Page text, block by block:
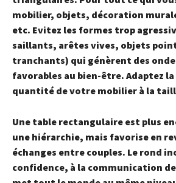
mobilier, objets, décoration
etc. Evitez les formes trop
saillants, arêtes vives, objets
tranchants) qui génèrent des
favorables au bien-être. Adaptez
quantité de votre mobilier à la
Une table rectangulaire est plus
une hiérarchie, mais favorise en
échanges entre couples. Le rond
confidence, à la communication